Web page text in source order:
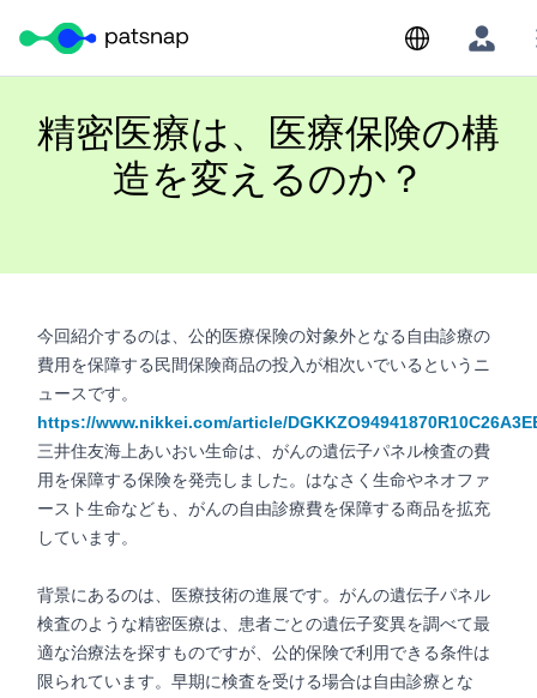
Skip
to
精密医療は、医療保険の構
造を変えるのか？
今回紹介するのは、公的医療保険の対象外となる自由診療の
費用を保障する民間保険商品の投入が相次いでいるというニ
ュースです。
https://www.nikkei.com/article/
三井住友海上あいおい生命は、がんの遺伝子パネル検査の費
用を保障する保険を発売しました。はなさく生命やネオファ
ースト生命なども、がんの自由診療費を保障する商品を拡充
しています。
背景にあるのは、医療技術の進展です。がんの遺伝子パネル
検査のような精密医療は、患者ごとの遺伝子変異を調べて最
適な治療法を探すものですが、公的保険で利用できる条件は
限られています。早期に検査を受ける場合は自由診療とな